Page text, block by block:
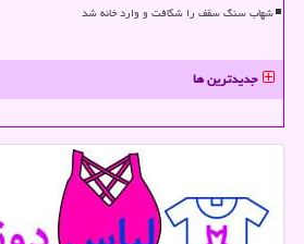
شهاب سنگ سقف را شکافت و وارد خانه شد
جدیدترین ها